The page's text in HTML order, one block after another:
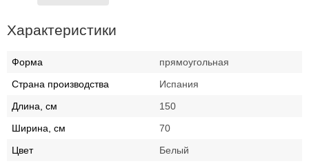
Характеристики
Форма
прямоугольная
Страна производства
Испания
Длина, см
150
Ширина, см
70
Цвет
Белый